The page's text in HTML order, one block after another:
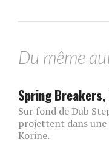
Du même
Spring
Sur fond de Dub
projettent dans une
Korine.